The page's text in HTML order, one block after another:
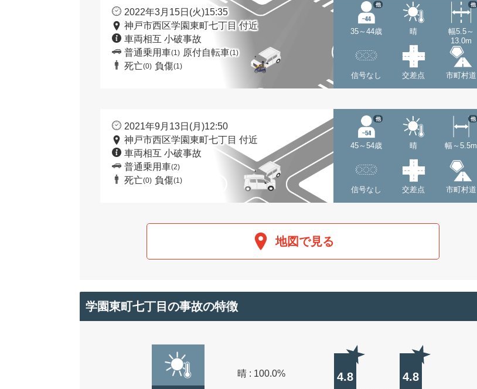
2022年3月15日(火)15:35
神戸市西区学園東町七丁目 付近
車両相互 小破事故
普通乗用車(1) 原付自転車(1)
死亡(0) 負傷(1)
35～44歳
他
晴
幅5.5～
13.0m
他
信号なし 交差点 市町村道
2021年9月13日(月)12:50
神戸市西区学園東町七丁目 付近
車両相互 小破事故
普通乗用車(2)
死亡(0) 負傷(1)
45～54歳
他
晴 幅～5.5m
他
信号なし 交差点 市町村道
地図で見る
学園東町七丁目の事故の特徴
晴 : 100.0% 4.8 4.8